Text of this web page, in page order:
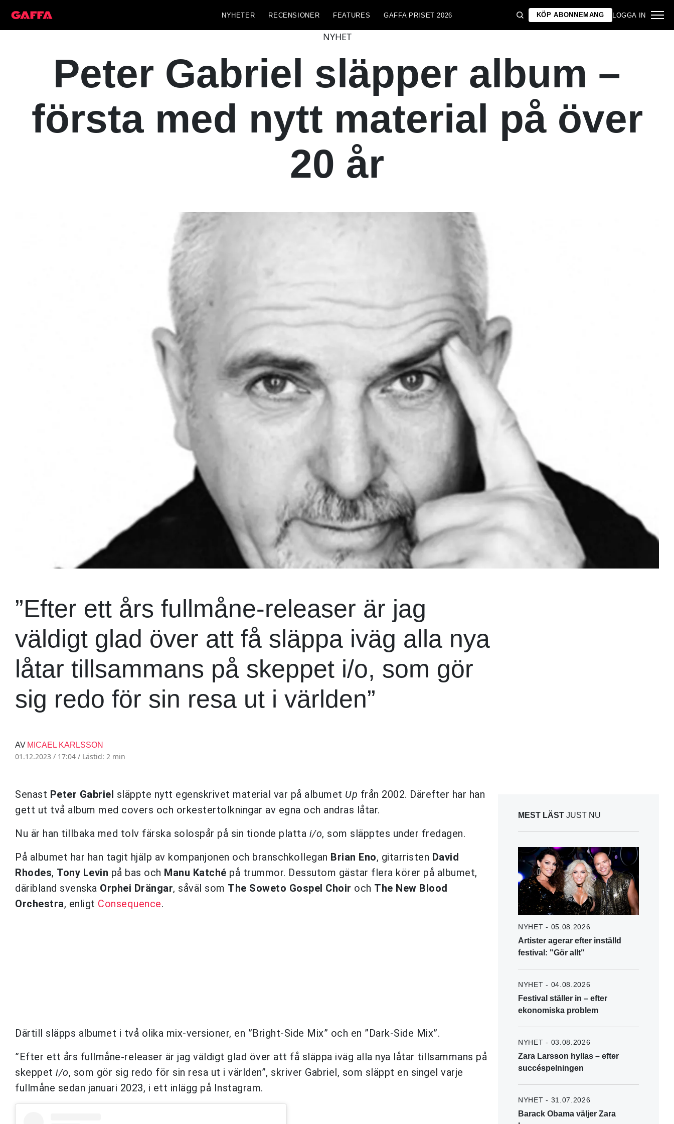
NYHETER RECENSIONER FEATURES GAFFA PRISET 2026 KÖP ABONNEMANG LOGGA IN
NYHET
Peter Gabriel släpper album –
första med nytt material på över
20 år
”Efter ett års fullmåne-releaser är jag
väldigt glad över att få släppa iväg alla nya
låtar tillsammans på skeppet i/o, som gör
sig redo för sin resa ut i världen”
AV MICAEL KARLSSON
01.12.2023 / 17:04 / Lästid: 2 min
Senast Peter Gabriel släppte nytt egenskrivet material var på albumet Up från 2002. Därefter har han
gett ut två album med covers och orkestertolkningar av egna och andras låtar.
Nu är han tillbaka med tolv färska solospår på sin tionde platta i/o, som släpptes under fredagen.
På albumet har han tagit hjälp av kompanjonen och branschkollegan Brian Eno, gitarristen David
Rhodes, Tony Levin på bas och Manu Katché på trummor. Dessutom gästar flera körer på albumet,
däribland svenska Orphei Drängar, såväl som The Soweto Gospel Choir och The New Blood
Orchestra, enligt Consequence.
Därtill släpps albumet i två olika mix-versioner, en ”Bright-Side Mix” och en ”Dark-Side Mix”.
”Efter ett års fullmåne-releaser är jag väldigt glad över att få släppa iväg alla nya låtar tillsammans på
skeppet i/o, som gör sig redo för sin resa ut i världen”, skriver Gabriel, som släppt en singel varje
fullmåne sedan januari 2023, i ett inlägg på Instagram.
MEST LÄST JUST NU
NYHET - 05.08.2026
Artister agerar efter inställd
festival: "Gör allt"
NYHET - 04.08.2026
Festival ställer in – efter
ekonomiska problem
NYHET - 03.08.2026
Zara Larsson hyllas – efter
succéspelningen
NYHET - 31.07.2026
Barack Obama väljer Zara